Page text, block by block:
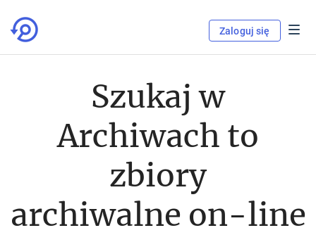
Zaloguj się
Szukaj w
Archiwach to
zbiory
archiwalne on-line